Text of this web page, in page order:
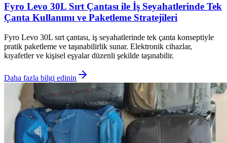
Fyro Levo 30L Sırt Çantası ile İş Seyahatlerinde Tek
Çanta Kullanımı ve Paketleme Stratejileri
Fyro Levo 30L sırt çantası, iş seyahatlerinde tek çanta konseptiyle
pratik paketleme ve taşınabilirlik sunar. Elektronik cihazlar,
kıyafetler ve kişisel eşyalar düzenli şekilde taşınabilir.
Daha fazla bilgi edinin